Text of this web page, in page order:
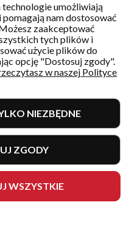
umożliwiają
nam dostosować
zaakceptować
tych plików i
użycie plików do
opcję "Dostosuj zgody".
w naszej Polityce
NIEZBĘDNE
ZGODY
WSZYSTKIE